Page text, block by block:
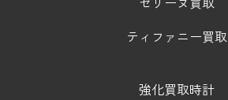
ティファニー買取
強化買取時計